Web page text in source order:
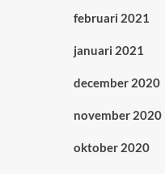
februari 2021
januari 2021
december 2020
november 2020
oktober 2020